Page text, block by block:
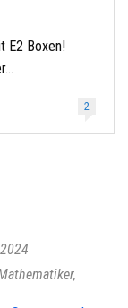
E2 Boxen!
2